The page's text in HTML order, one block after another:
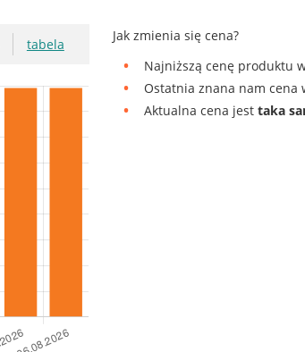
tabela
Jak zmienia się cena?
Najniższą cenę produktu
Ostatnia znana nam cena
Aktualna cena jesttaka